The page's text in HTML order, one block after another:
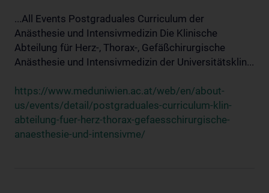
...All Events Postgraduales Curriculum der
Anästhesie und Intensivmedizin Die Klinische
Abteilung für Herz-, Thorax-, Gefäßchirurgische
Anästhesie und Intensivmedizin der Universitätsklin...
https://www.meduniwien.ac.at/web/en/about-
us/events/detail/postgraduales-curriculum-klin-
abteilung-fuer-herz-thorax-gefaesschirurgische-
anaesthesie-und-intensivme/